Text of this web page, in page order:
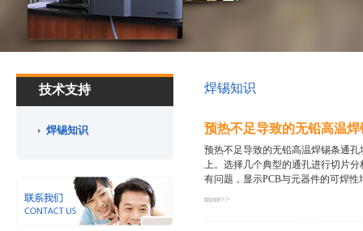
技术支持
焊锡知识
焊锡知识
预热不足导致的无铅高温
预热不足导致的无铅高温焊锡条通
上。选择几个典型的通孔进行切片
有问题，显示PCB与元器件的可焊
more>>